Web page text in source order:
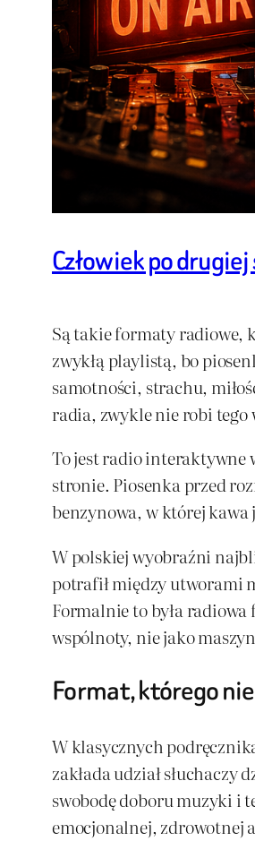
Człowiek po
Są takie formaty radiowe,
zwykłą playlistą, bo
samotności, strachu,
radia, zwykle nie robi tego
To jest radio interaktywne
stronie. Piosenka przed
benzynowa, w której kawa
W polskiej wyobraźni
potrafił między utworami
Formalnie to była
wspólnoty, nie jako
Format, którego
W klasycznych
zakłada udział
swobodę doboru muzyki i
emocjonalnej, zdrowotnej